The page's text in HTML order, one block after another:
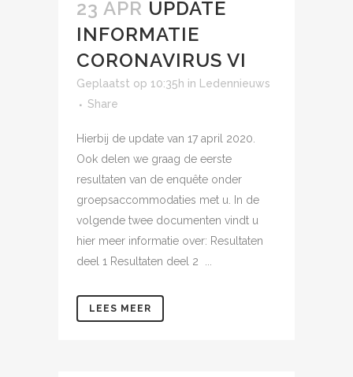
23 APR UPDATE
INFORMATIE
CORONAVIRUS VI
Geplaatst op 10:35h in
Ledennieuws
Share
Hierbij de update van 17 april 2020.
Ook delen we graag de eerste
resultaten van de enquête onder
groepsaccommodaties met u. In de
volgende twee documenten vindt u
hier meer informatie over: Resultaten
deel 1 Resultaten deel 2 ...
LEES MEER